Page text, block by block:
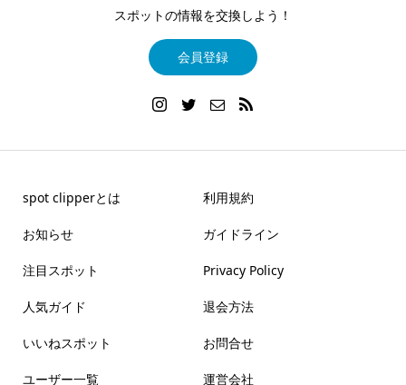
スポットの情報を交換しよう！
会員登録
spot clipperとは
お知らせ
注目スポット
人気ガイド
いいねスポット
ユーザー一覧
利用規約
ガイドライン
Privacy Policy
退会方法
お問合せ
運営会社